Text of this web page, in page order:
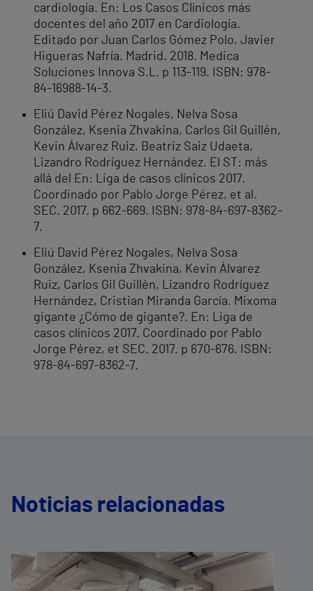
cardiología. En: Los Casos Clínicos más
docentes del año 2017 en Cardiología.
Editado por Juan Carlos Gómez Polo, Javier
Higueras Nafría. Madrid. 2018. Medica
Soluciones Innova S.L. p 113-119. ISBN: 978-
84-16988-14-3.
Eliú David Pérez Nogales, Nelva Sosa
González, Ksenia Zhvakina, Carlos Gil Guillén,
Kevin Álvarez Ruiz, Beatriz Saiz Udaeta,
Lizandro Rodríguez Hernández. El ST: más
allá del En: Liga de casos clínicos 2017.
Coordinado por Pablo Jorge Pérez, et al.
SEC. 2017. p 662-669. ISBN: 978-84-697-8362-
7.
Eliú David Pérez Nogales, Nelva Sosa
González, Ksenia Zhvakina, Kevin Álvarez
Ruiz, Carlos Gil Guillén, Lizandro Rodríguez
Hernández, Cristian Miranda García. Mixoma
gigante ¿Cómo de gigante?. En: Liga de
casos clínicos 2017. Coordinado por Pablo
Jorge Pérez, et SEC. 2017. p 670-676. ISBN:
978-84-697-8362-7.
Noticias relacionadas